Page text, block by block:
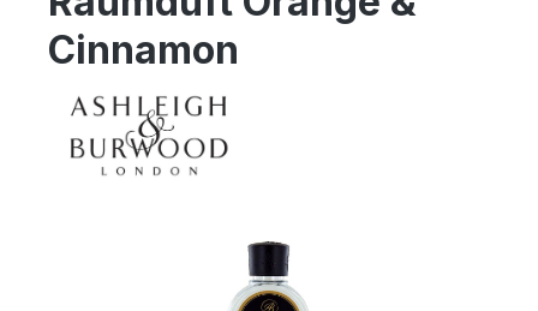
Cinnamon
Bildergalerie überspringen